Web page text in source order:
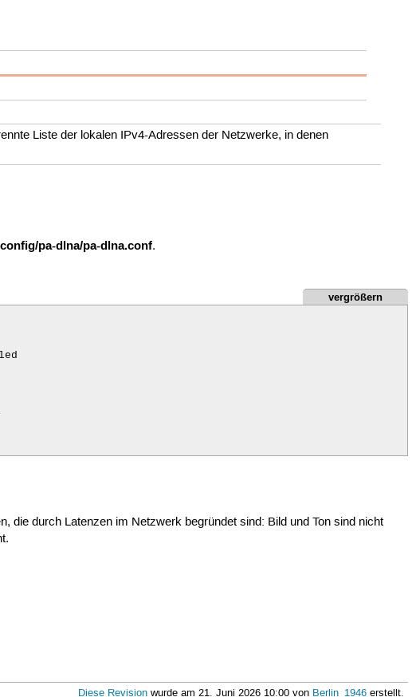
Liste der lokalen IPv4-Adressen der Netzwerke, in denen
pa-dlna/pa-dlna.conf.
vergrößern
die durch Latenzen im Netzwerk begründet sind: Bild und Ton sind nicht
Diese Revision wurde am 21. Juni 2026 10:00 von Berlin_1946 erstellt.